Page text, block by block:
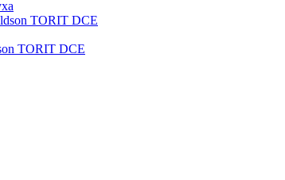
TORIT DCE
TORIT DCE